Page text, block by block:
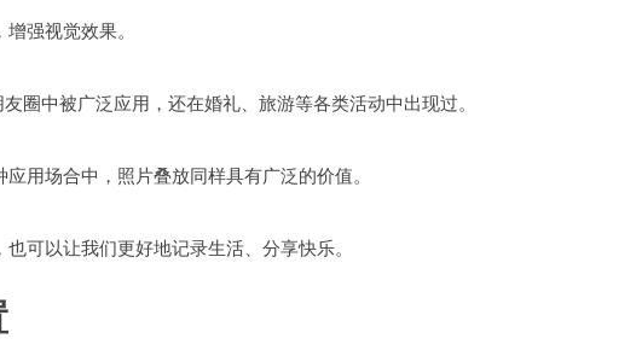
强视觉效果。
圈中被广泛应用，还在婚礼、旅游等各类活动中出现过。
用场合中，照片叠放同样具有广泛的价值。
可以让我们更好地记录生活、分享快乐。